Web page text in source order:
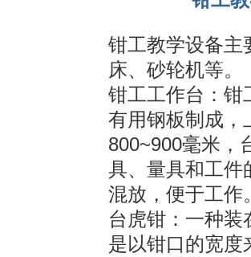
钳工教学设备主
床、砂轮机等。
钳工工作台：钳
有用钢板制成，
800~900毫米，
具、量具和工件
混放，便于工作
台虎钳：一种
是以钳口的宽度